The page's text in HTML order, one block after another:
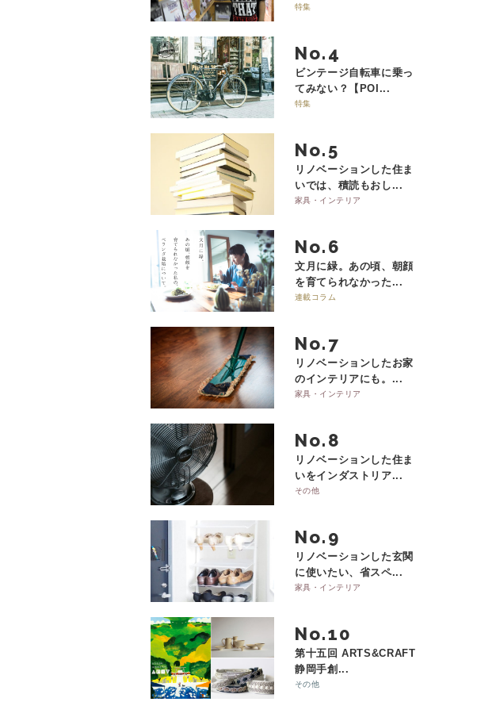
特集
No.
ビンテージ自転車に乗っ
てみない？【POI...
特集
No.
リノベーションした住ま
いでは、積読もおし...
家具・インテリア
No.
文月に緑。あの頃、朝顔
を育てられなかった...
連載コラム
No.
リノベーションしたお家
のインテリアにも。...
家具・インテリア
No.
リノベーションした住ま
いをインダストリア...
その他
No.
リノベーションした玄関
に使いたい、省スペ...
家具・インテリア
No.
第十五回 ARTS&CRAFT
静岡手創...
その他